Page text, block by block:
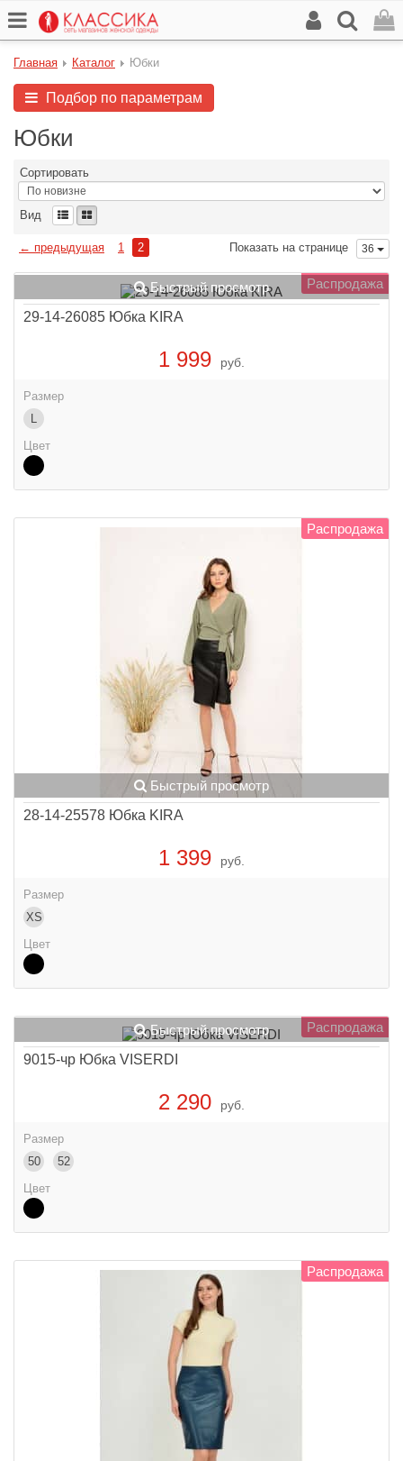
Главная Каталог Юбки
Подбор по параметрам
Юбки
Сортировать
Вид
← предыдущая 1 2 Показать на странице 36
Распродажа
Быстрый просмотр
29-14-26085 Юбка KIRA
1 999 руб.
Размер
L
Цвет
Распродажа
Быстрый просмотр
28-14-25578 Юбка KIRA
1 399 руб.
Размер
XS
Цвет
Распродажа
Быстрый просмотр
9015-чр Юбка VISERDI
2 290 руб.
Размер
50
52
Цвет
Распродажа